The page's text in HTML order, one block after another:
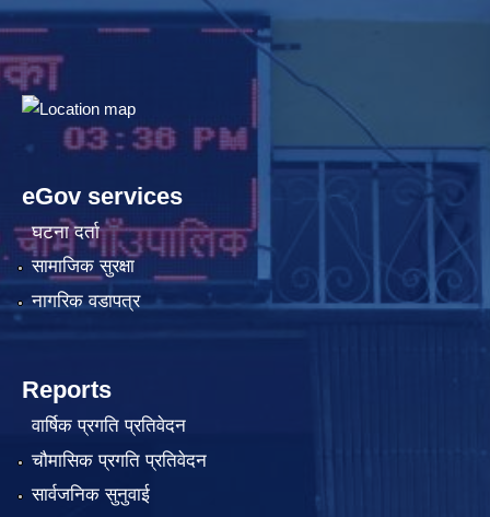
eGov services
घटना दर्ता
सामाजिक सुरक्षा
नागरिक वडापत्र
Reports
वार्षिक प्रगति प्रतिवेदन
चौमासिक प्रगति प्रतिवेदन
सार्वजनिक सुनुवाई